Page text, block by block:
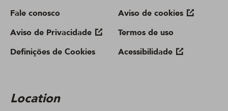
Fale conosco
Aviso de Privacidade
Definições de Cookies
Aviso de cookies
Termos de uso
Acessibilidade
Location